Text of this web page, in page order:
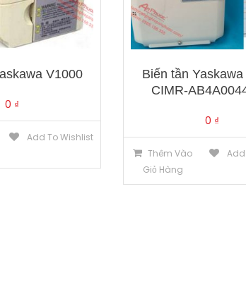
V1000
0 ₫
Add To Wishlist
Biến tần
CIMR-
0 ₫
Thêm Vào
Giỏ Hàng